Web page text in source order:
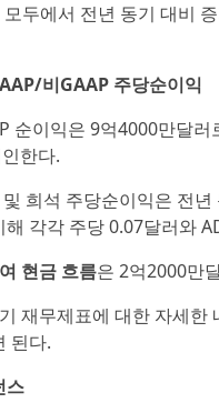
두에서 전년 동기 대비
비GAAP 주당순이익
순이익은 9억4000만달
한다.
희석 주당순이익은 전
각각 주당 0.07달러와
현금 흐름은 2억2000만
재무제표에 대한 자세
된다.
스